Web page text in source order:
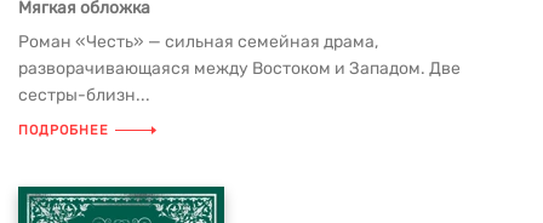
Мягкая обложка
Роман «Честь» — сильная семейная драма,
разворачивающаяся между Востоком и Западом. Две
сестры-близн...
ПОДРОБНЕЕ